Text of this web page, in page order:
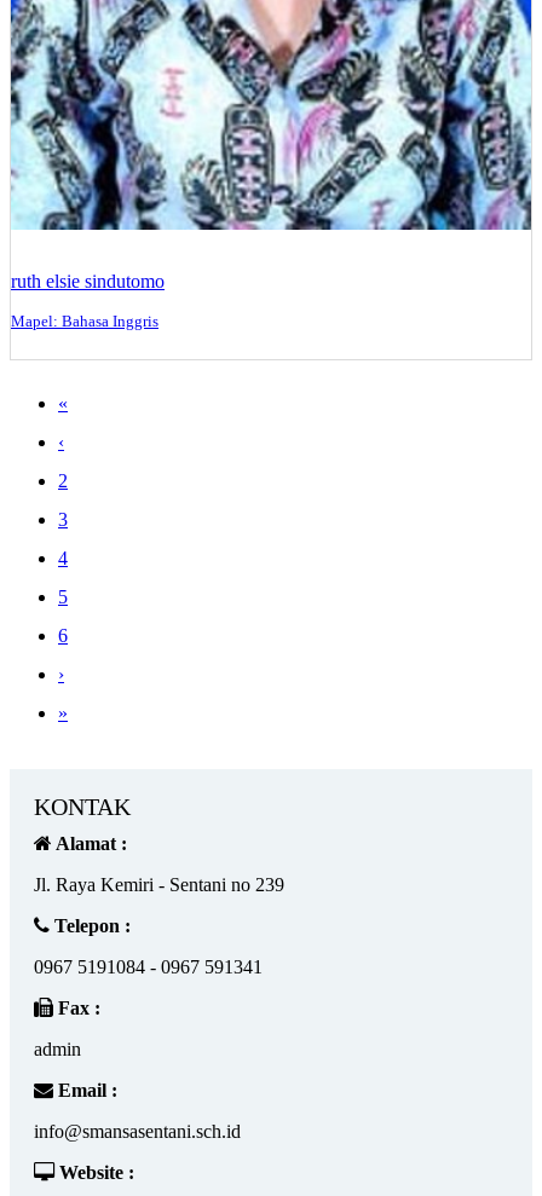
ruth elsie sindutomo
Mapel: Bahasa Inggris
«
‹
2
3
4
5
6
›
»
KONTAK
Alamat :
Jl. Raya Kemiri - Sentani no 239
Telepon :
0967 5191084 - 0967 591341
Fax :
admin
Email :
info@smansasentani.sch.id
Website :